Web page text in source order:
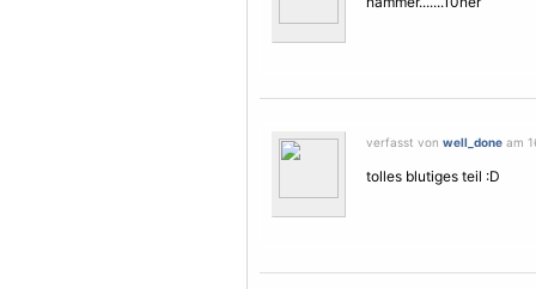
verfasst von well_done am
tolles blutiges teil :D